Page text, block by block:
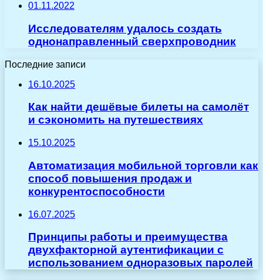
01.11.2022
Исследователям удалось создать
однонаправленный сверхпроводник
Последние записи
16.10.2025
Как найти дешёвые билеты на самолёт
и сэкономить на путешествиях
15.10.2025
Автоматизация мобильной торговли как
способ повышения продаж и
конкурентоспособности
16.07.2025
Принципы работы и преимущества
двухфакторной аутентификации с
использованием одноразовых паролей